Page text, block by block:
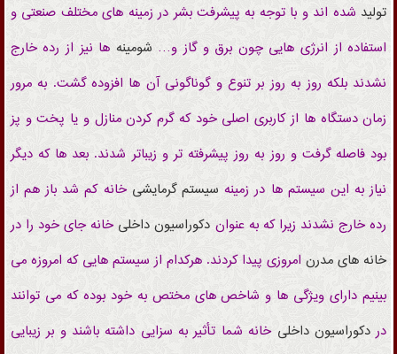
تولید شده اند و با توجه به پیشرفت بشر در زمینه های مختلف صنعتی و
استفاده از انرژی هایی چون برق و گاز و… شومینه ها نیز از رده خارج
نشدند بلکه روز به‌ روز بر تنوع و گوناگونی آن ها افزوده گشت. به مرور
زمان دستگاه ها از کاربری اصلی خود که گرم کردن منازل و یا پخت و پز
بود فاصله گرفت و روز به روز پیشرفته تر و زیباتر شدند. بعد ها که دیگر
نیاز به این سیستم ها در زمینه سیستم گرمایشی خانه کم شد باز هم از
رده خارج نشدند زیرا که به عنوان دکوراسیون داخلی خانه جای خود را در
خانه های مدرنامروزی پیدا کردند. هرکدام از سیستم هایی که امروزه می
بینیم دارای ویژگی ها و شاخص های مختص به خود بوده که می توانند
دردکوراسیون داخلی خانه شما تأثیر به سزایی داشته باشند و بر زیبایی